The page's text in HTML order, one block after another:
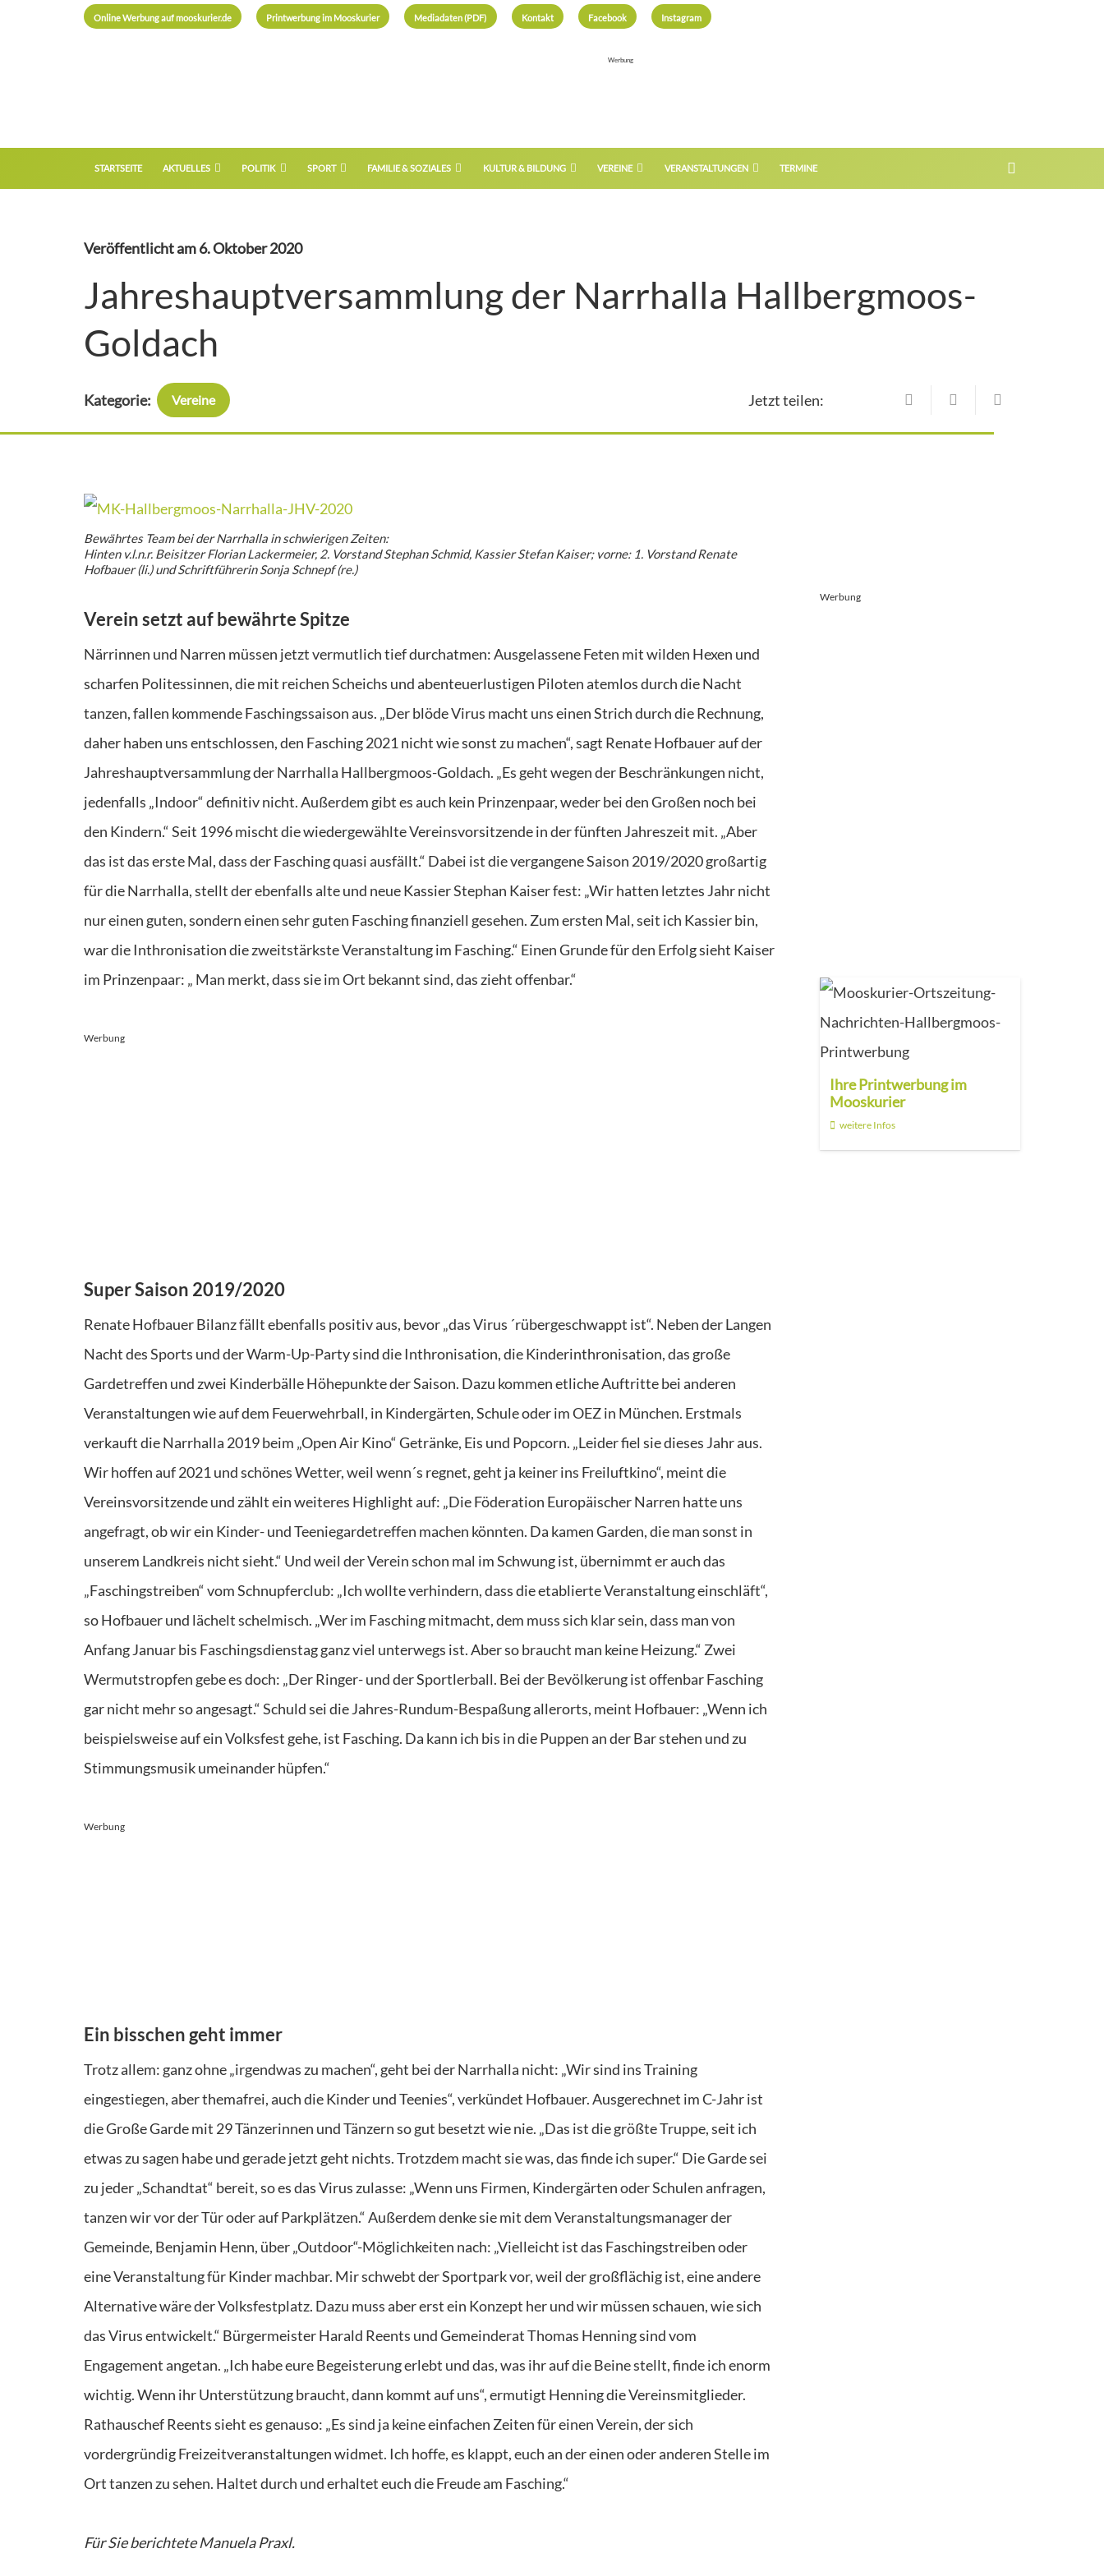
Online Werbung auf mooskurier.de Printwerbung im Mooskurier Mediadaten (PDF) Kontakt Facebook Instagram
Werbung
STARTSEITE AKTUELLES POLITIK SPORT FAMILIE & SOZIALES KULTUR & BILDUNG VEREINE VERANSTALTUNGEN TERMINE
Veröffentlicht am6. Oktober 2020
Jahreshauptversammlung der Narrhalla Hallbergmoos-
Goldach
Kategorie: Vereine Jetzt teilen:
Bewährtes Team bei der Narrhalla in schwierigen Zeiten:
Hinten v.l.n.r. Beisitzer Florian Lackermeier, 2. Vorstand Stephan Schmid, Kassier Stefan Kaiser; vorne: 1. Vorstand Renate
Hofbauer (li.) und Schriftführerin Sonja Schnepf (re.)
Verein setzt auf bewährte Spitze
Närrinnen und Narren müssen jetzt vermutlich tief durchatmen: Ausgelassene Feten mit wilden Hexen und
scharfen Politessinnen, die mit reichen Scheichs und abenteuerlustigen Piloten atemlos durch die Nacht
tanzen, fallen kommende Faschingssaison aus. „Der blöde Virus macht uns einen Strich durch die Rechnung,
daher haben uns entschlossen, den Fasching 2021 nicht wie sonst zu machen“, sagt Renate Hofbauer auf der
Jahreshauptversammlung der Narrhalla Hallbergmoos-Goldach. „Es geht wegen der Beschränkungen nicht,
jedenfalls „Indoor“ definitiv nicht. Außerdem gibt es auch kein Prinzenpaar, weder bei den Großen noch bei
den Kindern.“ Seit 1996 mischt die wiedergewählte Vereinsvorsitzende in der fünften Jahreszeit mit. „Aber
das ist das erste Mal, dass der Fasching quasi ausfällt.“ Dabei ist die vergangene Saison 2019/2020 großartig
für die Narrhalla, stellt der ebenfalls alte und neue Kassier Stephan Kaiser fest: „Wir hatten letztes Jahr nicht
nur einen guten, sondern einen sehr guten Fasching finanziell gesehen. Zum ersten Mal, seit ich Kassier bin,
war die Inthronisation die zweitstärkste Veranstaltung im Fasching.“ Einen Grunde für den Erfolg sieht Kaiser
im Prinzenpaar: „ Man merkt, dass sie im Ort bekannt sind, das zieht offenbar.“
Werbung
Super Saison 2019/2020
Renate Hofbauer Bilanz fällt ebenfalls positiv aus, bevor „das Virus ´rübergeschwappt ist“. Neben der Langen
Nacht des Sports und der Warm-Up-Party sind die Inthronisation, die Kinderinthronisation, das große
Gardetreffen und zwei Kinderbälle Höhepunkte der Saison. Dazu kommen etliche Auftritte bei anderen
Veranstaltungen wie auf dem Feuerwehrball, in Kindergärten, Schule oder im OEZ in München. Erstmals
verkauft die Narrhalla 2019 beim „Open Air Kino“ Getränke, Eis und Popcorn. „Leider fiel sie dieses Jahr aus.
Wir hoffen auf 2021 und schönes Wetter, weil wenn´s regnet, geht ja keiner ins Freiluftkino“, meint die
Vereinsvorsitzende und zählt ein weiteres Highlight auf: „Die Föderation Europäischer Narren hatte uns
angefragt, ob wir ein Kinder- und Teeniegardetreffen machen könnten. Da kamen Garden, die man sonst in
unserem Landkreis nicht sieht.“ Und weil der Verein schon mal im Schwung ist, übernimmt er auch das
„Faschingstreiben“ vom Schnupferclub: „Ich wollte verhindern, dass die etablierte Veranstaltung einschläft“,
so Hofbauer und lächelt schelmisch. „Wer im Fasching mitmacht, dem muss sich klar sein, dass man von
Anfang Januar bis Faschingsdienstag ganz viel unterwegs ist. Aber so braucht man keine Heizung.“ Zwei
Wermutstropfen gebe es doch: „Der Ringer- und der Sportlerball. Bei der Bevölkerung ist offenbar Fasching
gar nicht mehr so angesagt.“ Schuld sei die Jahres-Rundum-Bespaßung allerorts, meint Hofbauer: „Wenn ich
beispielsweise auf ein Volksfest gehe, ist Fasching. Da kann ich bis in die Puppen an der Bar stehen und zu
Stimmungsmusik umeinander hüpfen.“
Werbung
Ein bisschen geht immer
Trotz allem: ganz ohne „irgendwas zu machen“, geht bei der Narrhalla nicht: „Wir sind ins Training
eingestiegen, aber themafrei, auch die Kinder und Teenies“, verkündet Hofbauer. Ausgerechnet im C-Jahr ist
die Große Garde mit 29 Tänzerinnen und Tänzern so gut besetzt wie nie. „Das ist die größte Truppe, seit ich
etwas zu sagen habe und gerade jetzt geht nichts. Trotzdem macht sie was, das finde ich super.“ Die Garde sei
zu jeder „Schandtat“ bereit, so es das Virus zulasse: „Wenn uns Firmen, Kindergärten oder Schulen anfragen,
tanzen wir vor der Tür oder auf Parkplätzen.“ Außerdem denke sie mit dem Veranstaltungsmanager der
Gemeinde, Benjamin Henn, über „Outdoor“-Möglichkeiten nach: „Vielleicht ist das Faschingstreiben oder
eine Veranstaltung für Kinder machbar. Mir schwebt der Sportpark vor, weil der großflächig ist, eine andere
Alternative wäre der Volksfestplatz. Dazu muss aber erst ein Konzept her und wir müssen schauen, wie sich
das Virus entwickelt.“ Bürgermeister Harald Reents und Gemeinderat Thomas Henning sind vom
Engagement angetan. „Ich habe eure Begeisterung erlebt und das, was ihr auf die Beine stellt, finde ich enorm
wichtig. Wenn ihr Unterstützung braucht, dann kommt auf uns“, ermutigt Henning die Vereinsmitglieder.
Rathauschef Reents sieht es genauso: „Es sind ja keine einfachen Zeiten für einen Verein, der sich
vordergründig Freizeitveranstaltungen widmet. Ich hoffe, es klappt, euch an der einen oder anderen Stelle im
Ort tanzen zu sehen. Haltet durch und erhaltet euch die Freude am Fasching.“
Für Sie berichtete Manuela Praxl.
Werbung
Ihre Printwerbung im
Mooskurier
weitere Infos